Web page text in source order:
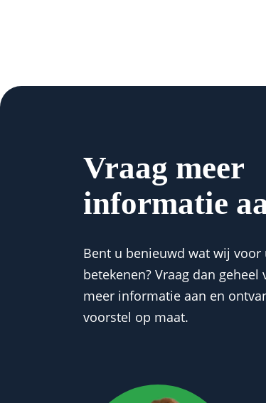
Vraag meer
informatie
Bent u benieuwd wat wij voor
betekenen? Vraag dan
meer informatie aan en
voorstel op maat.